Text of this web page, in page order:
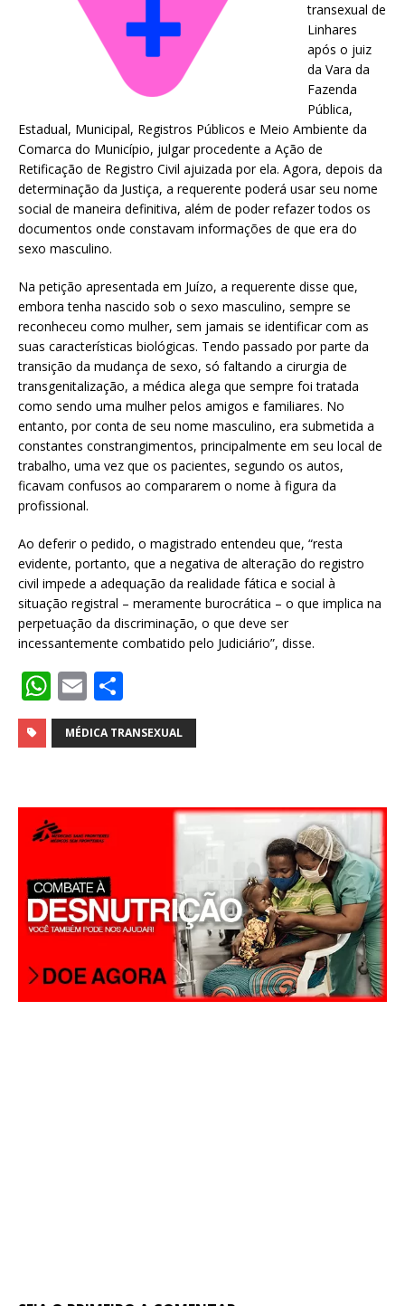
transexual de
Linhares
após o juiz
da Vara da
Fazenda
Pública,
Estadual, Municipal, Registros Públicos e Meio Ambiente da
Comarca do Município, julgar procedente a Ação de
Retificação de Registro Civil ajuizada por ela. Agora, depois da
determinação da Justiça, a requerente poderá usar seu nome
social de maneira definitiva, além de poder refazer todos os
documentos onde constavam informações de que era do
sexo masculino.
Na petição apresentada em Juízo, a requerente disse que,
embora tenha nascido sob o sexo masculino, sempre se
reconheceu como mulher, sem jamais se identificar com as
suas características biológicas. Tendo passado por parte da
transição da mudança de sexo, só faltando a cirurgia de
transgenitalização, a médica alega que sempre foi tratada
como sendo uma mulher pelos amigos e familiares. No
entanto, por conta de seu nome masculino, era submetida a
constantes constrangimentos, principalmente em seu local de
trabalho, uma vez que os pacientes, segundo os autos,
ficavam confusos ao compararem o nome à figura da
profissional.
Ao deferir o pedido, o magistrado entendeu que, “resta
evidente, portanto, que a negativa de alteração do registro
civil impede a adequação da realidade fática e social à
situação registral – meramente burocrática – o que implica na
perpetuação da discriminação, o que deve ser
incessantemente combatido pelo Judiciário”, disse.
W
h
at
A
p
E
m
ai
h
ar
MÉDICA TRANSEXUAL